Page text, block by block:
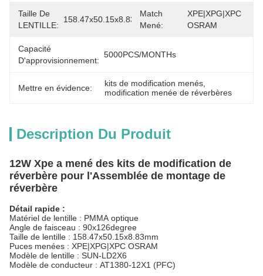
Taille De
LENTILLE:
158.47x50.15x8.83mm
Match
Mené:
XPE|XPG|XPC
OSRAM
Capacité
D'approvisionnement:
5000PCS/MONTHs
Mettre en évidence: kits de modification menés
modification menée de réverbères
Description Du Produit
12W Xpe a mené des kits de modification de
réverbère pour l'Assemblée de montage de
réverbère
Détail rapide :
Matériel de lentille : PMMA optique
Angle de faisceau : 90x126degree
Taille de lentille : 158.47x50.15x8.83mm
Puces menées : XPE|XPG|XPC OSRAM
Modèle de lentille : SUN-LD2X6
Modèle de conducteur : AT1380-12X1 (PFC)